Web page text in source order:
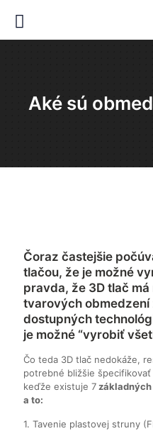
Aké sú
Čoraz častejšie
tlačou, že je možné
pravda, že 3D tlač
tvarových
dostupných
je možné “vyrobiť
Čo teda 3D tlač nedokáže,
potrebné bližšie
keďže existuje 7
a to:
1. Tavenie plastovej struny